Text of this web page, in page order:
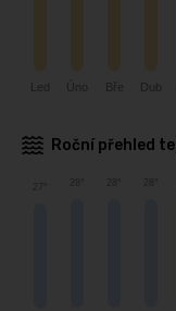
Úno Bře
Roční přehled